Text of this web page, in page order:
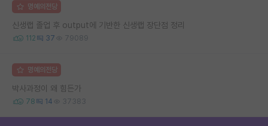
명예의전당
신생랩 졸업 후 output에 기반한 신생랩 장단점 정리
112 37 79089
명예의전당
박사과정이 왜 힘든가
78 14 37383